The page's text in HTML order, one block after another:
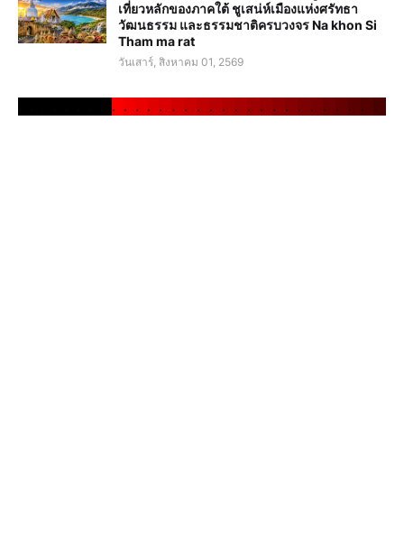
เที่ยวหลักของภาคใต้ ชูเสน่ห์เมืองแห่งศรัทธา
วัฒนธรรม และธรรมชาติครบวงจร Na khon Si
Tham ma rat
วันเสาร์, สิงหาคม 01, 2569
. . . . . . . . . . . . . . . . . . . . . .